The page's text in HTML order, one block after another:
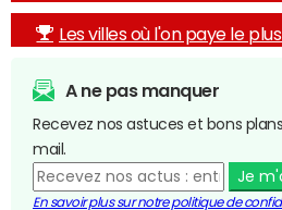
Les villes où l'on paye le
A ne pas manquer
Recevez nos astuces et bons
mail.
Je
En savoir plus sur notre politique de